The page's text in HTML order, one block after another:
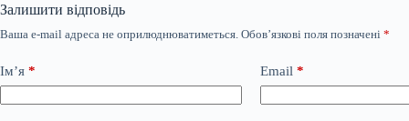
Залишити відповідь
Ваша e-mail адреса не оприлюднюватиметься. Обов’язкові поля позначені *
Ім’я * Email *